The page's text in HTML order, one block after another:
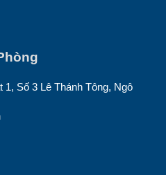
1, Số 3 Lê Thánh Tông, Ngô